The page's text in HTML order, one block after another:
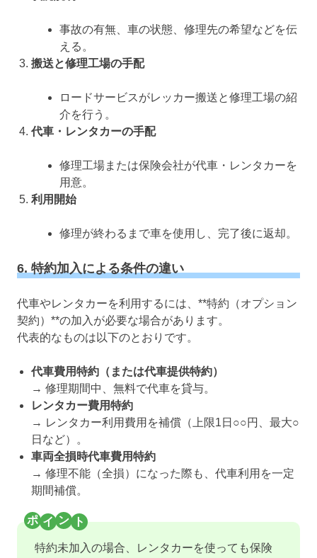
事故の有無、車の状態、修理先の希望などを伝
える。
搬送と修理工場の手配
ロードサービスがレッカー搬送と修理工場の紹
介を行う。
代車・レンタカーの手配
修理工場または保険会社が代車・レンタカーを
用意。
利用開始
修理が終わるまで車を使用し、完了後に返却。
6. 特約加入による条件の違い
代車やレンタカーを利用するには、**特約（オプション
契約）**の加入が必要な場合があります。
代表的なものは以下のとおりです。
代車費用特約（または代車提供特約）
→ 修理期間中、無料で代車を貸与。
レンタカー費用特約
→ レンタカー利用費用を補償（上限1日○○円、最大○
日など）。
車両全損時代車費用特約
→ 修理不能（全損）になった際も、代車利用を一定
期間補償。
特約未加入の場合、レンタカーを使っても保険